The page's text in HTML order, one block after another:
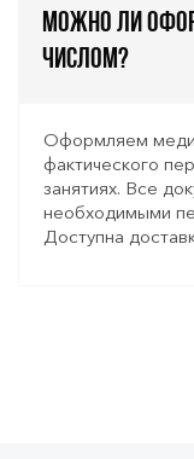
Можно ли
числом?
Оформляем
фактического
занятиях. Все
необходимыми
Доступна